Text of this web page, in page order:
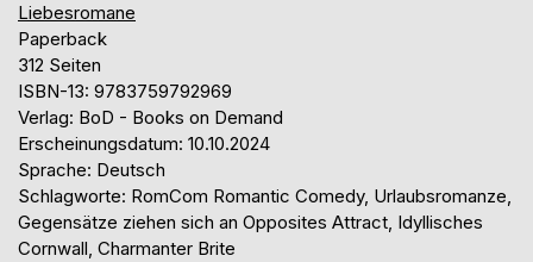
Liebesromane
Paperback
312 Seiten
ISBN-13: 9783759792969
Verlag: BoD - Books on Demand
Erscheinungsdatum: 10.10.2024
Sprache: Deutsch
Schlagworte: RomCom Romantic Comedy, Urlaubsromanze,
Gegensätze ziehen sich an Opposites Attract, Idyllisches
Cornwall, Charmanter Brite